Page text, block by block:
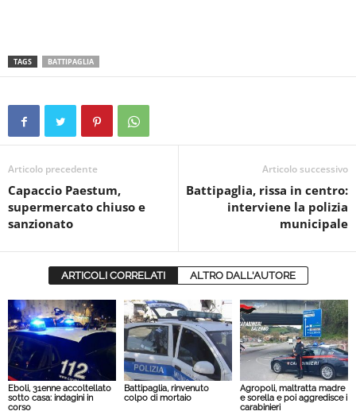
TAGS BATTIPAGLIA
Articolo precedente
Capaccio Paestum,
supermercato chiuso e
sanzionato
Articolo successivo
Battipaglia, rissa in centro:
interviene la polizia
municipale
ARTICOLI CORRELATI ALTRO DALL'AUTORE
Eboli, 31enne accoltellato
sotto casa: indagini in
corso
Battipaglia, rinvenuto
colpo di mortaio
Agropoli, maltratta madre
e sorella e poi aggredisce i
carabinieri